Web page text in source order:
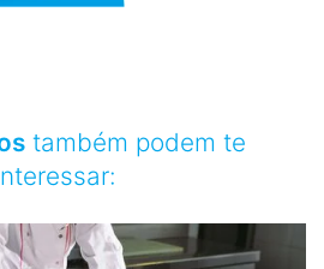
também podem te